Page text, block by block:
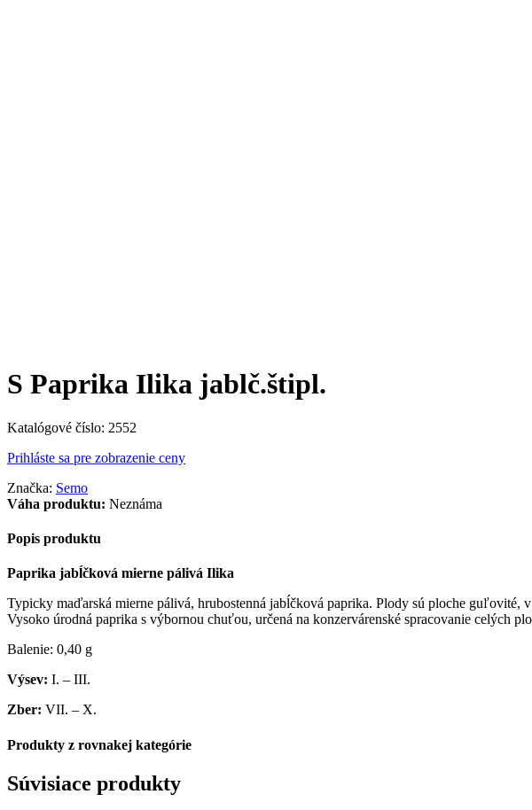
S Paprika Ilika jablč.štipl.
Katalógové číslo: 2552
Prihláste sa pre zobrazenie ceny
Značka: Semo
Váha produktu: Neznáma
Popis produktu
Paprika jabĺčková mierne pálivá Ilika
Typicky maďarská mierne pálivá, hrubostenná jabĺčková paprika. Plody sú ploche guľovité,
Vysoko úrodná paprika s výbornou chuťou, určená na konzervárenské spracovanie celých
Balenie: 0,40 g
Výsev: I. – III.
Zber: VII. – X.
Produkty z rovnakej kategórie
Súvisiace produkty